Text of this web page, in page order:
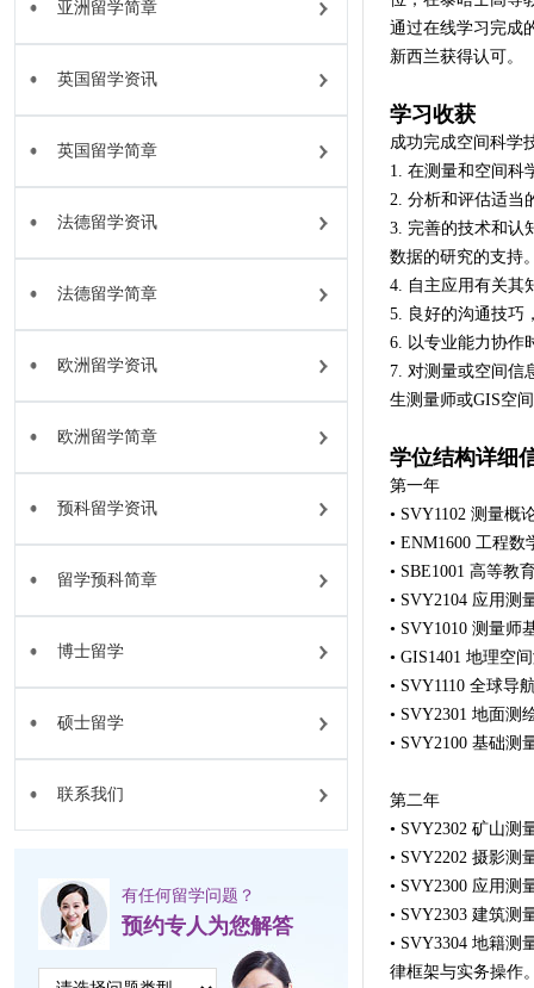
亚洲留学简章
英国留学资讯
英国留学简章
法德留学资讯
法德留学简章
欧洲留学资讯
欧洲留学简章
预科留学资讯
留学预科简章
博士留学
硕士留学
联系我们
有任何留学问题？
预约专人为您解答
通过在线学习完成
新西兰获得认可。
学习收获
成功完成空间科学
1. 在测量和空间科
2. 分析和评估适当
3. 完善的技术和认
数据的研究的支持
4. 自主应用有关其
5. 良好的沟通技巧
6. 以专业能力协作
7. 对测量或空间信
生测量师或GIS空
学位结构详细
第一年
• SVY1102 测量概
• ENM1600 工程
• SBE1001 高等教
• SVY2104 应用测
• SVY1010 测量师
• GIS1401 地理空
• SVY1110 全球导
• SVY2301 地面测
• SVY2100 基础测
第二年
• SVY2302 矿山测
• SVY2202 摄影测
• SVY2300 应用测
• SVY2303 建筑测
• SVY3304 地籍测
律框架与实务操作